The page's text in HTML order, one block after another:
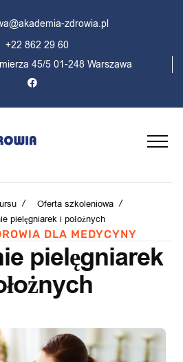
zdrowia.pl
+22 862 29 60
45/5 01-248 Warszawa
Oferta szkoleniowa
pielęgniarek i położnych
DLA MEDYCYNY
pielęgniarek